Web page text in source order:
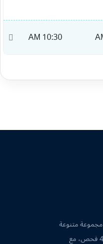
10:30 AM
متنوعة
والتي تزيد عددها عن 4000 فحص، مع